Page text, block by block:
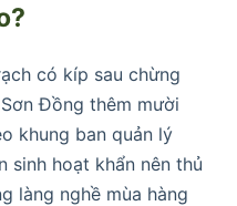
có kíp sau chừng
Đồng thêm mười
khung ban quản lý
sinh hoạt khẩn nên thủ
làng nghề mùa hàng